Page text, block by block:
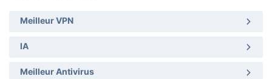
Meilleur VPN
IA
Meilleur Antivirus